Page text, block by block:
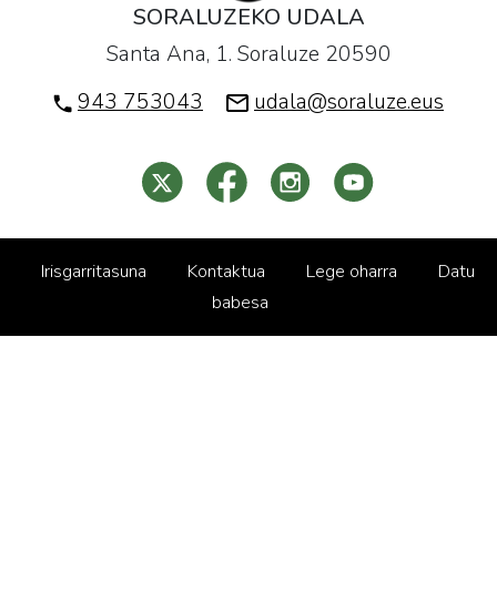
SORALUZEKO UDALA
Santa Ana, 1. Soraluze 20590
943 753043
udala@soraluze.eus
Irisgarritasuna Kontaktua Lege oharra
Datu
babesa